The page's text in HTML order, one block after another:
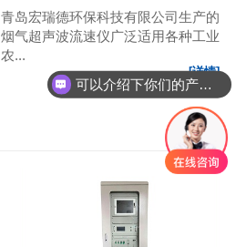
青岛宏瑞德环保科技有限公司生产的
烟气超声波流速仪广泛适用各种工业
农...
[详情]
更多
可以介绍下你们的产品么？